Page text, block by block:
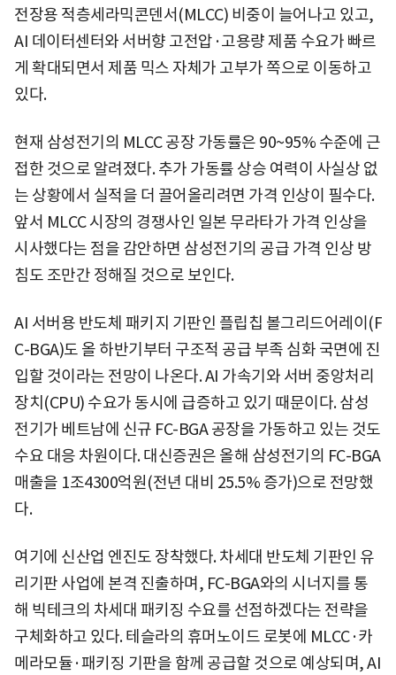
전장용 적층세라믹콘덴서(MLCC) 비중이 늘어나고 있고,
AI 데이터센터와 서버향 고전압·고용량 제품 수요가 빠르
게 확대되면서 제품 믹스 자체가 고부가 쪽으로 이동하고
있다.
현재 삼성전기의 MLCC 공장 가동률은 90~95% 수준에 근
접한 것으로 알려졌다. 추가 가동률 상승 여력이 사실상 없
는 상황에서 실적을 더 끌어올리려면 가격 인상이 필수다.
앞서 MLCC 시장의 경쟁사인 일본 무라타가 가격 인상을
시사했다는 점을 감안하면 삼성전기의 공급 가격 인상 방
침도 조만간 정해질 것으로 보인다.
AI 서버용 반도체 패키지 기판인 플립칩 볼그리드어레이(F
C-BGA)도 올 하반기부터 구조적 공급 부족 심화 국면에 진
입할 것이라는 전망이 나온다. AI 가속기와 서버 중앙처리
장치(CPU) 수요가 동시에 급증하고 있기 때문이다. 삼성
전기가 베트남에 신규 FC-BGA 공장을 가동하고 있는 것도
수요 대응 차원이다. 대신증권은 올해 삼성전기의 FC-BGA
매출을 1조4300억원(전년 대비 25.5% 증가)으로 전망했
다.
여기에 신산업 엔진도 장착했다. 차세대 반도체 기판인 유
리기판 사업에 본격 진출하며, FC-BGA와의 시너지를 통
해 빅테크의 차세대 패키징 수요를 선점하겠다는 전략을
구체화하고 있다. 테슬라의 휴머노이드 로봇에 MLCC·카
메라모듈·패키징 기판을 함께 공급할 것으로 예상되며, AI